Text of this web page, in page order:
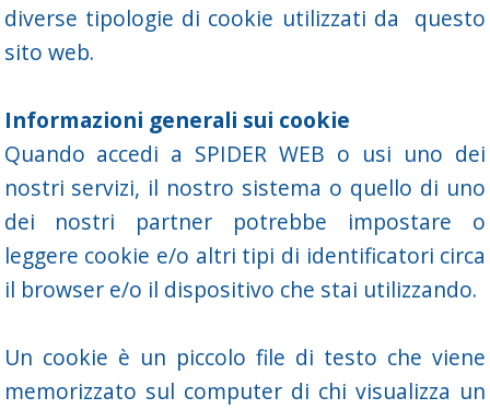
diverse tipologie di cookie utilizzati da questo
sito web.
Informazioni generali sui cookie
Quando accedi a SPIDER WEB o usi uno dei
nostri servizi, il nostro sistema o quello di uno
dei nostri partner potrebbe impostare o
leggere cookie e/o altri tipi di identificatori circa
il browser e/o il dispositivo che stai utilizzando.
Un cookie è un piccolo file di testo che viene
memorizzato sul computer di chi visualizza un